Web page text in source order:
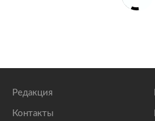
Редакция
Контакты